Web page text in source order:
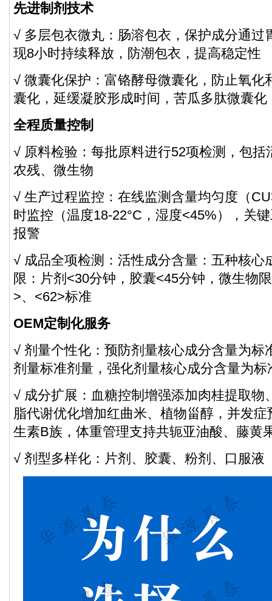
先进制剂技术
√ 多层包衣微丸：肠溶包衣，保护成分通过
现8小时持续释放，防潮包衣，提高稳定性
√ 微囊化保护：富铬酵母微囊化，防止氧化
囊化，延缓凝胶形成时间，苦瓜多肽微囊
全程质量控制
√ 原料检验：每批原料进行52项检测，包括
农残、微生物
√ 生产过程监控：在线监测含量均匀度（
时监控（温度18-22°C，湿度<45%），关
报警
√ 成品全项检测：活性成分含量：五种核心
限：片剂<30分钟，胶囊<45分钟，微生物
>、<62>标准
OEM定制化服务
√ 剂量个性化：预防剂量核心成分含量为标
剂量标准剂量，强化剂量核心成分含量为标
√ 成分扩展：血糖控制增强添加肉桂提取物
脂代谢优化增加红曲米、植物甾醇，并发
生素B族，体重管理支持共轭亚油酸、藤黄
√ 剂型多样化：片剂、胶囊、粉剂、口服液